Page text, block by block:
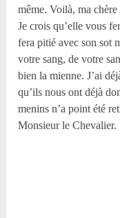
même. Voilà, ma
Je crois qu’elle vous
fera pitié avec son sot
votre sang, de votre
bien la mienne. J’ai
qu’ils nous ont déjà
menins n’a point été
Monsieur le Chevalier.